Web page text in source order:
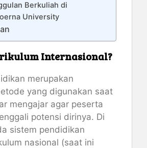
Berkuliah di
University
Internasional?
merupakan
yang digunakan saat
mengajar agar peserta
potensi dirinya. Di
sistem pendidikan
nasional (saat ini